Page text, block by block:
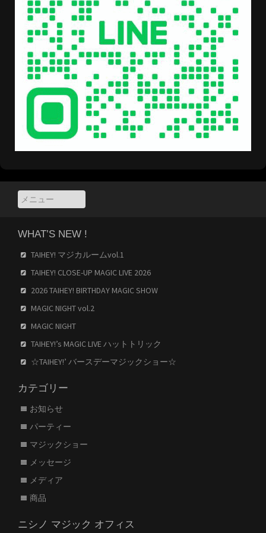
WHAT’S NEW !
TAIHEY! マジカルームvol.1
TAIHEY! CLOSE-UP MAGIC LIVE 2026
2026 TAIHEY! BIRTHDAY MAGIC SHOW
MAGIC NIGHT vol.2
MAGIC NIGHT
TAIHEY!’s MAGIC LIVE ハットトリック
☆TAIHEY!’ バースデーマジックショー☆
カテゴリー
お知らせ
パーティー
マジックショー
メッセージ
メディア
商品
ニシノ マジック オフィス